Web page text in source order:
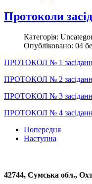
Протоколи
Категорія:
Опубліковано: 04
ПРОТОКОЛ № 1 засідання
ПРОТОКОЛ № 2 засідання
ПРОТОКОЛ № 3 засідання
ПРОТОКОЛ № 4 засідання
Попередня
Наступна
42744, Сумська обл.,